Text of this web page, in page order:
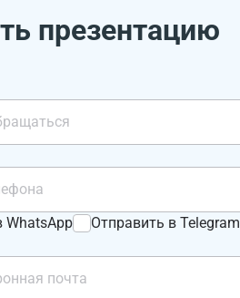
презентацию
WhatsApp
Отправить в Telegram